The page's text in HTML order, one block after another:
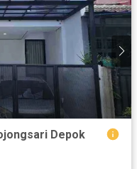
Depok